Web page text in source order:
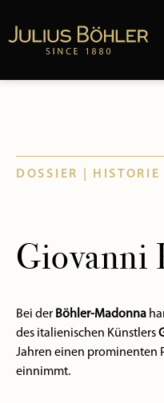
DOSSIER | HISTORIE
Giovanni
Bei der Böhler-Madonna
des italienischen Künstlers
Jahren einen prominenten
einnimmt.